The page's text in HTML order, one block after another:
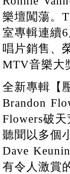
樂壇闖蕩。
室專輯連續
唱片銷售、
MTV音樂大
全新專輯【
Brandon
Flowers破
聽聞以多個
Dave
有令人激賞